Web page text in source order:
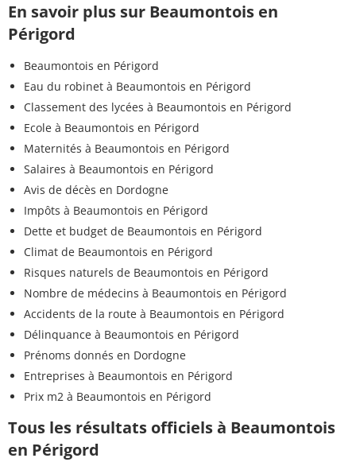
En savoir plus sur Beaumontois en
Périgord
Beaumontois en Périgord
Eau du robinet à Beaumontois en Périgord
Classement des lycées à Beaumontois en Périgord
Ecole à Beaumontois en Périgord
Maternités à Beaumontois en Périgord
Salaires à Beaumontois en Périgord
Avis de décès en Dordogne
Impôts à Beaumontois en Périgord
Dette et budget de Beaumontois en Périgord
Climat de Beaumontois en Périgord
Risques naturels de Beaumontois en Périgord
Nombre de médecins à Beaumontois en Périgord
Accidents de la route à Beaumontois en Périgord
Délinquance à Beaumontois en Périgord
Prénoms donnés en Dordogne
Entreprises à Beaumontois en Périgord
Prix m2 à Beaumontois en Périgord
Tous les résultats officiels à Beaumontois
en Périgord